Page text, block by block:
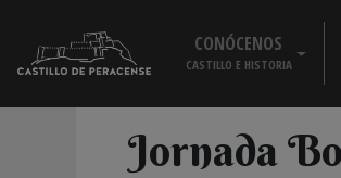
content
CONÓCENOS
CASTILLO E HISTORIA
EL CASTILLO
HISTORIA
Jornada